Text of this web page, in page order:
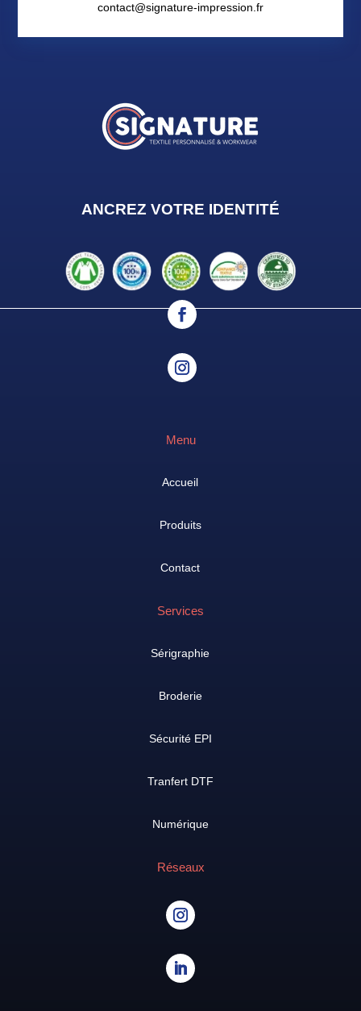
contact@signature-impression.fr
ANCREZ VOTRE IDENTITÉ
Menu
Accueil
Produits
Contact
Services
Sérigraphie
Broderie
Sécurité EPI
Tranfert DTF
Numérique
Réseaux